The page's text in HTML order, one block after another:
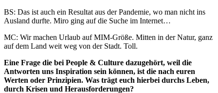
BS: Das ist auch ein Resultat aus der Pandemie, wo man nicht ins
Ausland durfte. Miro ging auf die Suche im Internet…
MC: Wir machen Urlaub auf MIM-Größe. Mitten in der Natur, ganz
auf dem Land weit weg von der Stadt. Toll.
Eine Frage die bei People & Culture dazugehört, weil die
Antworten uns Inspiration sein können, ist die nach euren
Werten oder Prinzipien. Was trägt euch hierbei durchs Leben,
durch Krisen und Herausforderungen?